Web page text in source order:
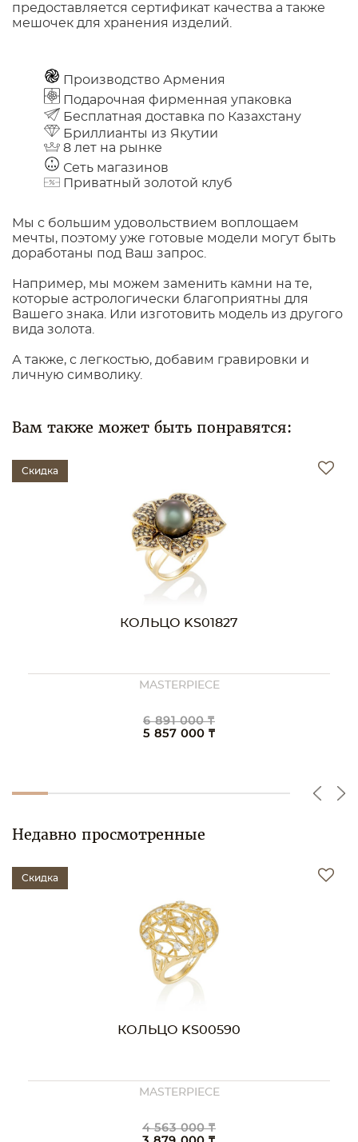
предоставляется сертификат качества а также
мешочек для хранения изделий.
Производство Армения
Подарочная фирменная упаковка
Бесплатная доставка по Казахстану
Бриллианты из Якутии
8 лет на рынке
Сеть магазинов
Приватный золотой клуб
Мы с большим удовольствием воплощаем
мечты, поэтому уже готовые модели могут быть
доработаны под Ваш запрос.
Например, мы можем заменить камни на те,
которые астрологически благоприятны для
Вашего знака. Или изготовить модель из другого
вида золота.
А также, с легкостью, добавим гравировки и
личную символику.
Вам также может быть понравятся:
Скидка
КОЛЬЦО KS01827
MASTERPIECE
6 891 000 ₸
5 857 000 ₸
Недавно просмотренные
Скидка
КОЛЬЦО KS00590
MASTERPIECE
4 563 000 ₸